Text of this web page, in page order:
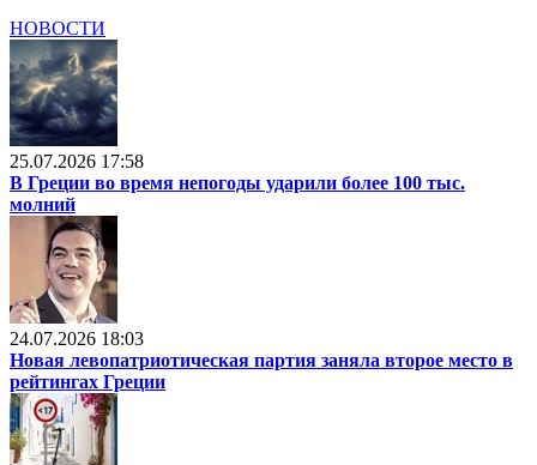
НОВОСТИ
25.07.2026 17:58
В Греции во время непогоды ударили более 100 тыс.
молний
24.07.2026 18:03
Новая левопатриотическая партия заняла второе место в
рейтингах Греции